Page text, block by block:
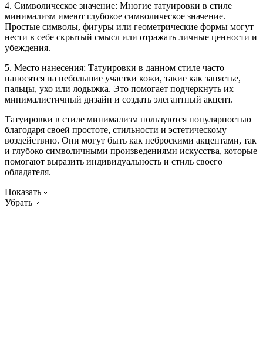
4. Символическое значение: Многие татуировки в стиле
минимализм имеют глубокое символическое значение.
Простые символы, фигуры или геометрические формы могут
нести в себе скрытый смысл или отражать личные ценности и
убеждения.
5. Место нанесения: Татуировки в данном стиле часто
наносятся на небольшие участки кожи, такие как запястье,
пальцы, ухо или лодыжка. Это помогает подчеркнуть их
минималистичный дизайн и создать элегантный акцент.
Татуировки в стиле минимализм пользуются популярностью
благодаря своей простоте, стильности и эстетическому
воздействию. Они могут быть как неброскими акцентами, так
и глубоко символичными произведениями искусства, которые
помогают выразить индивидуальность и стиль своего
обладателя.
Показать
Убрать